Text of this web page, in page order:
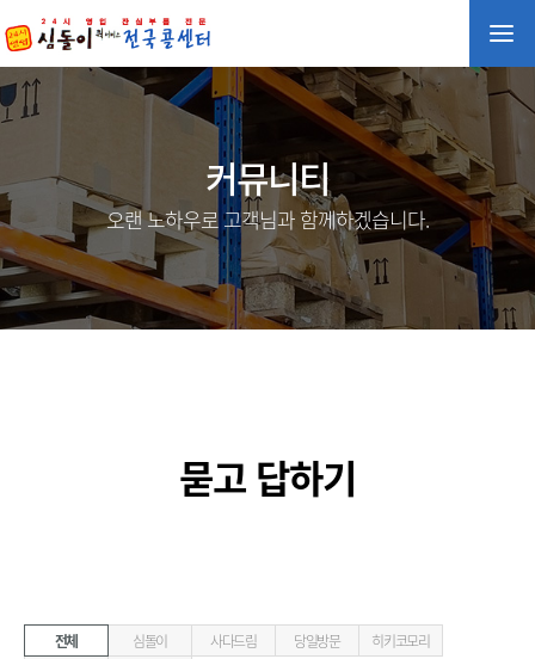
커뮤니티
오랜 노하우로 고객님과 함께하겠습니다.
묻고 답하기
전체 심돌이 사다드림 당일방문
히키코모리